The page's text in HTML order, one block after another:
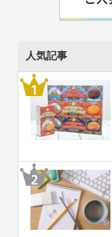
人気記事